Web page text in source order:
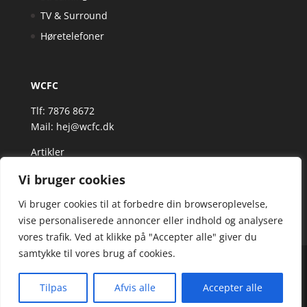
Vi bruger cookies
Vi bruger cookies til at forbedre din browseroplevelse,
vise personaliserede annoncer eller indhold og analysere
vores trafik. Ved at klikke på "Accepter alle" giver du
samtykke til vores brug af cookies.
Tilpas Afvis alle Accepter alle
TV & Surround
Høretelefoner
WCFC
Tlf: 7876 8672
Mail: hej@wcfc.dk
Artikler
spændende varer. Siden er et affiiliatesite, og nogle
links kan være affiliatelinks.